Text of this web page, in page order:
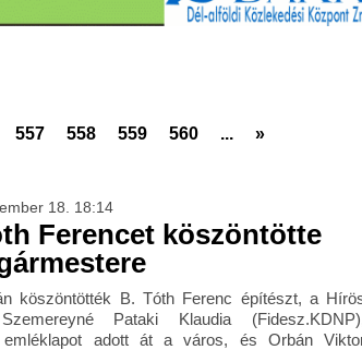
557 558 559 560 ... »
18. 18:14
Ferencet köszöntötte
köszöntötték B. Tóth Ferenc építészt, a
Pataki Klaudia
emléklapot adott át a város, és Orbán